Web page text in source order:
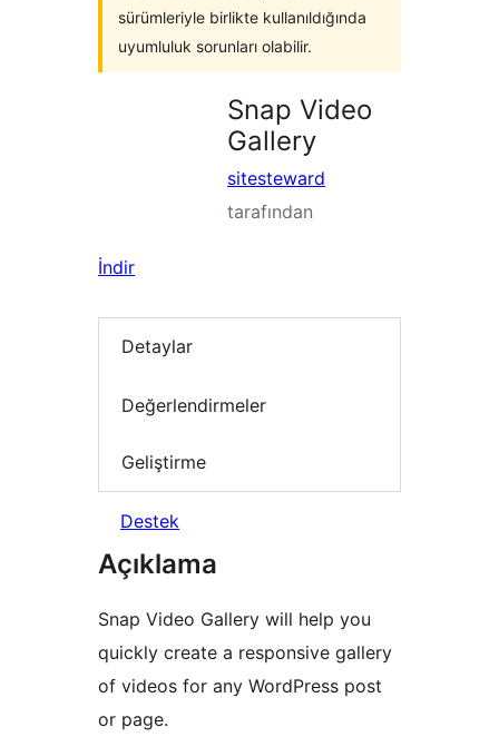
sürümleriyle birlikte kullanıldığında
uyumluluk sorunları olabilir.
Snap Video
Gallery
sitesteward
tarafından
İndir
Detaylar
Değerlendirmeler
Geliştirme
Destek
Açıklama
Snap Video Gallery will help you
quickly create a responsive gallery
of videos for any WordPress post
or page.